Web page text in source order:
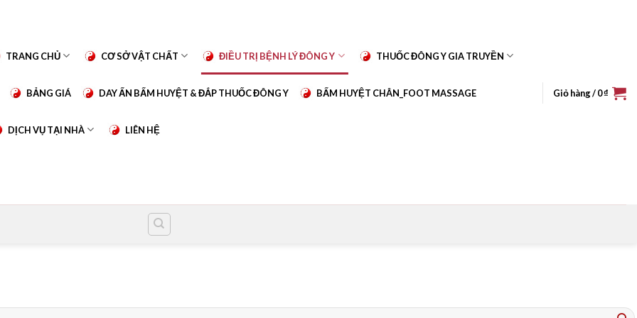
TRANG CHỦ CƠ SỞ VẬT CHẤT ĐIỀU TRỊ BỆNH LÝ ĐÔNG Y THUỐC ĐÔNG Y GIA TRUYỀN
BẢNG GIÁ DAY ẤN BẤM HUYỆT & ĐẮP THUỐC ĐÔNG Y BẤM HUYỆT CHÂN_FOOT MASSAGE
DỊCH VỤ TẠI NHÀ LIÊN HỆ
Giỏ hàng /0₫